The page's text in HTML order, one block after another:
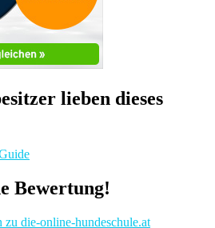
lieben dieses
Bewertung!